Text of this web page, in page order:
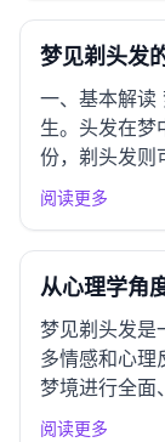
死胎，可能反
实现愿望的恐
梦见剃头发
一、基本解读
生。头发在梦
份，剃头发则
某一方面的重
时，这也可能
的重构，或是
阅读更多
从心理学角
梦见剃头发是
多情感和心理
梦境进行全面
派视角 弗洛
阅读更多